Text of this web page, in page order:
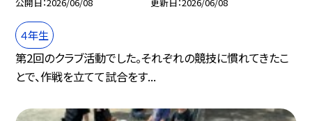
４年生
第2回のクラブ活動でした。それぞれの競技に慣れてきたこ
とで、作戦を立てて試合をす...